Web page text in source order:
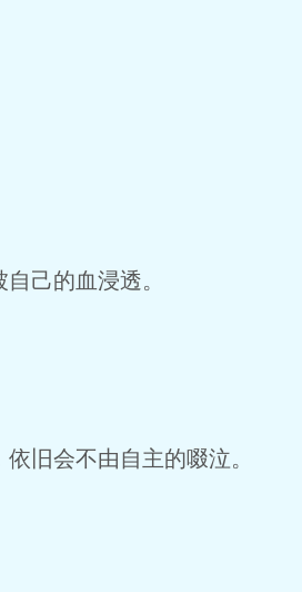
己的血浸透。
旧会不由自主的啜泣。